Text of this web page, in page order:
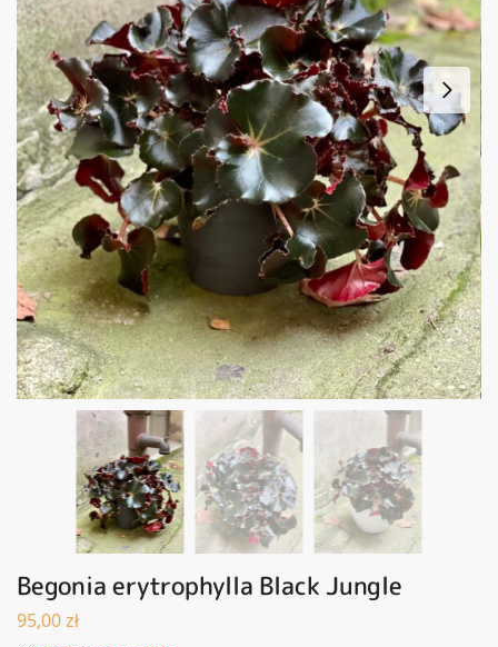
Begonia erytrophylla Black Jungle
95,00zł